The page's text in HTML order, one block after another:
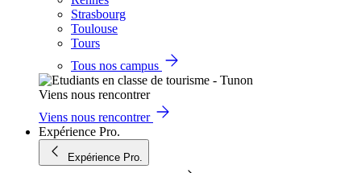
Strasbourg
Toulouse
Tours
Tous nos campus
Viens nous rencontrer
Viens nous rencontrer
Expérience Pro.
Expérience Pro.